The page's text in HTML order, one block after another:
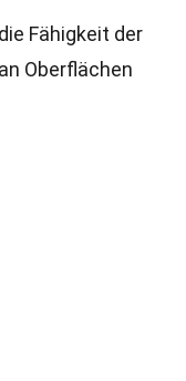
Fähigkeit der
Oberflächen